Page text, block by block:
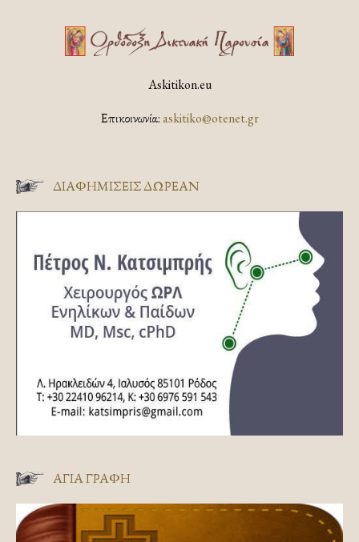
Askitikon.eu
Επικοινωνία:askitiko@otenet.gr
ΔΙΑΦΗΜΊΣΕΙΣ ΔΩΡΕΆΝ
ΑΓΊΑ ΓΡΑΦΉ